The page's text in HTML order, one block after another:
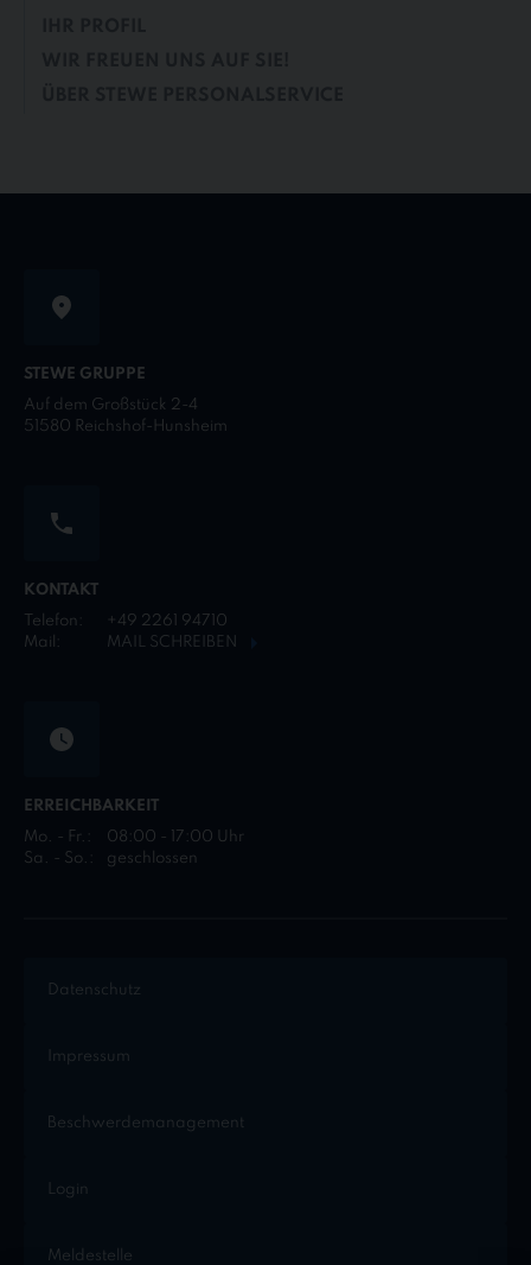
STEWE GRUPPE
Auf dem Großstück 2-4
51580 Reichshof-Hunsheim
KONTAKT
Telefon:
+49 2261 94710
Mail:
MAIL SCHREIBEN
ERREICHBARKEIT
Mo. - Fr.:
08:00 - 17:00 Uhr
Sa. - So.:
geschlossen
Datenschutz
Impressum
Beschwerdemanagement
Login
Meldestelle